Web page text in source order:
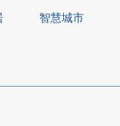
智慧城市